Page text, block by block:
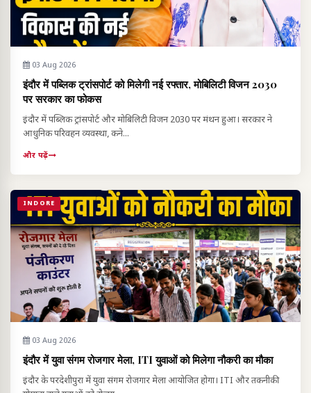
03 Aug 2026
इंदौर में पब्लिक ट्रांसपोर्ट को मिलेगी नई रफ्तार, मोबिलिटी विजन 2030
पर सरकार का फोकस
इंदौर में पब्लिक ट्रांसपोर्ट और मोबिलिटी विजन 2030 पर मंथन हुआ। सरकार ने
आधुनिक परिवहन व्यवस्था, कने...
और पढ़ें
INDORE
03 Aug 2026
इंदौर में युवा संगम रोजगार मेला, ITI युवाओं को मिलेगा नौकरी का मौका
इंदौर के परदेशीपुरा में युवा संगम रोजगार मेला आयोजित होगा। ITI और तकनीकी